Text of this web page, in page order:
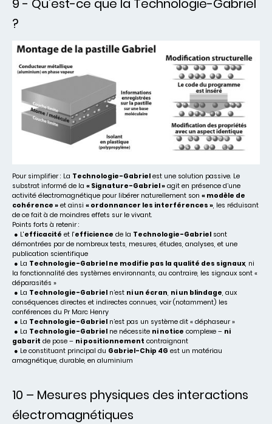
9 - Qu’est-ce que la Technologie-Gabriel
?
Pour simplifier : La Technologie-Gabriel est une solution passive. Le
substrat informé de la « Signature-Gabriel » agit en présence d’une
activité électromagnétique pour libérer naturellement son « modèle de
cohérence » et ainsi « ordonnancer les interférences » , les réduisant
de ce fait à de moindres effets sur le vivant.
Points forts à retenir :
● L'efficacité et l'efficience de la Technologie-Gabriel sont
démontrées par de nombreux tests, mesures, études, analyses, et une
publication scientifique
● La Technologie-Gabriel ne modifie pas la qualité des signaux, ni
la fonctionnalité des systèmes environnants, au contraire, les signaux sont «
déparasités »
● La Technologie-Gabriel n’est ni un écran ni un blindage , aux
conséquences directes et indirectes connues, voir (notamment) les
conférences du Pr Marc Henry
● La Technologie-Gabriel n’est pas un système dit « déphaseur »
● La Technologie-Gabriel ne nécessite ni notice complexe – ni
gabarit de pose – ni positionnement contraignant
● Le constituant principal du Gabriel-Chip 4G est un matériau
amagnétique, durable, en aluminium
10 – Mesures physiques des interactions
électromagnétiques